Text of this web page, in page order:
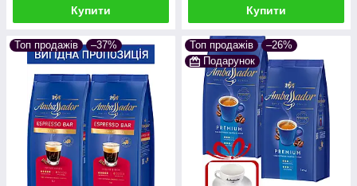
Купити Купити
Топ продажів –37% Топ продажів
–26%
Подарунок